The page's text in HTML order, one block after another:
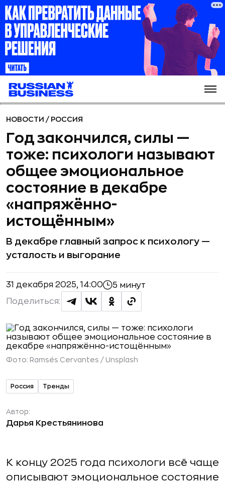
НОВОСТИ / РОССИЯ
Год закончился, силы —
тоже: психологи называют
общее эмоциональное
состояние в декабре
«напряжённо-
истощённым»
В декабре главный запрос к психологу —
усталость и выгорание
31 декабря 2025, 14:00 5 минут
Поделиться:
Фото: Ramsés Cervantes / Unsplash
Россия Тренды
Автор:
Дарья Крестьянинова
К концу 2025 года психологи всё чаще
описывают эмоциональное состояние